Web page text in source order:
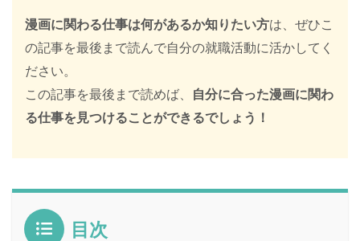
漫画に関わる仕事は何があるか知りたい方は、ぜひこ
の記事を最後まで読んで自分の就職活動に活かしてく
ださい。
この記事を最後まで読めば、
自分に合った漫画に関わ
る仕事を見つけることができるでしょう！
目次